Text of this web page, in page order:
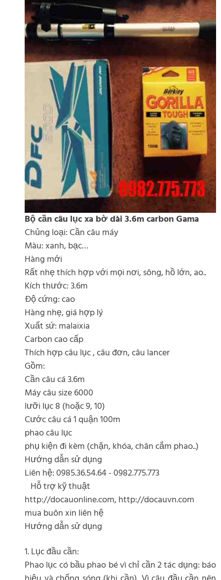
Bộ cần câu lục xa bờ dài 3.6m carbon Gama
Chủng loại: Cần câu máy
Màu: xanh, bạc…
Hàng mới
Rất nhẹ thích hợp với mọi nơi, sông, hồ lớn, ao..
Kích thước: 3.6m
Độ cứng: cao
Hàng nhẹ, giá hợp lý
Xuất sứ: malaixia
Carbon cao cấp
Thích hợp câu lục , câu đơn, câu lancer
Gồm:
Cần câu cá 3.6m
Máy câu size 6000
lưỡi lục 8 (hoặc 9, 10)
Cước câu cá 1 quận 100m
phao câu lục
phụ kiện đi kèm (chặn, khóa, chân cắm phao..)
Hướng dẫn sử dụng
Liên hệ: 0985.36.54.64 - 0982.775.773
Hỗ trợ kỹ thuật
http://docauonline.com, http://docauvn.com
mua buôn xin liên hệ
Hướng dẫn sử dụng
1. Lục đầu cần:
Phao lục có bầu phao bé vì chỉ cần 2 tác dụng: báo